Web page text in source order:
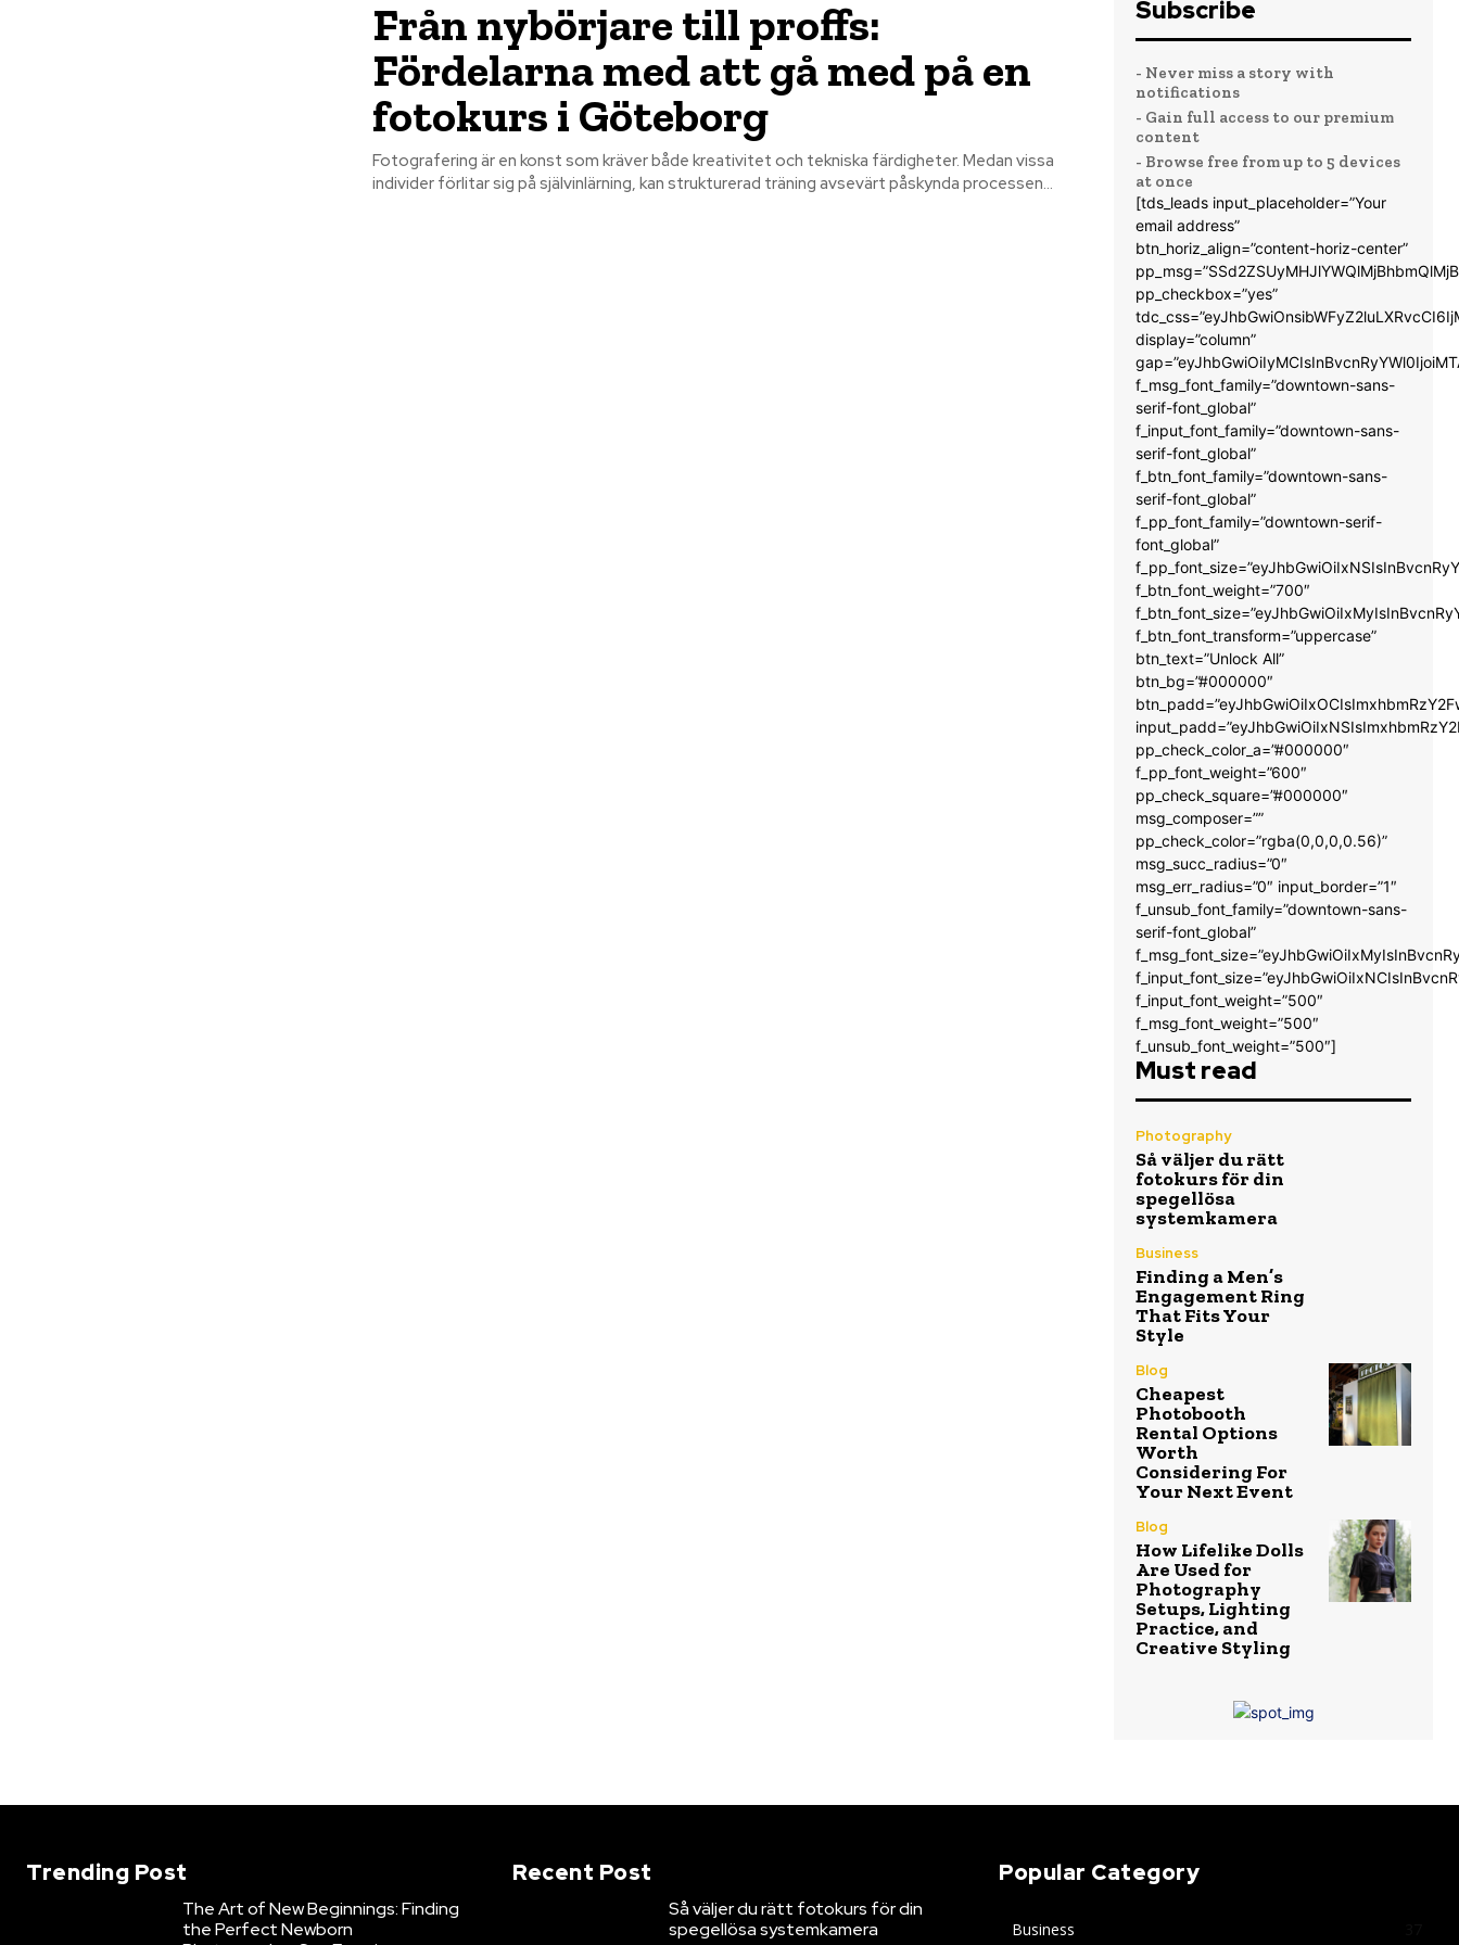
Från nybörjare till proffs:
Fördelarna med att gå med på en
fotokurs i Göteborg
Fotografering är en konst som kräver både kreativitet och tekniska färdigheter. Medan vissa
individer förlitar sig på självinlärning, kan strukturerad träning avsevärt påskynda processen...
Subscribe
- Never miss a story with
notifications
- Gain full access to our premium
content
- Browse free from up to 5 devices
at once
[tds_leads input_placeholder=”Your
email address”
btn_horiz_align=”content-horiz-center”
pp_checkbox=”yes”
display=”column”
f_msg_font_family=”downtown-sans-
serif-font_global”
f_input_font_family=”downtown-sans-
serif-font_global”
f_btn_font_family=”downtown-sans-
serif-font_global”
f_pp_font_family=”downtown-serif-
font_global”
f_btn_font_weight=”700″
f_btn_font_transform=”uppercase”
btn_text=”Unlock All”
btn_bg=”#000000″
pp_check_color_a=”#000000″
f_pp_font_weight=”600″
pp_check_square=”#000000″
msg_composer=””
pp_check_color=”rgba(0,0,0,0.56)”
msg_succ_radius=”0″
msg_err_radius=”0″ input_border=”1″
f_unsub_font_family=”downtown-sans-
serif-font_global”
f_input_font_weight=”500″
f_msg_font_weight=”500″
f_unsub_font_weight=”500″]
Must read
Photography
Så väljer du rätt
fotokurs för din
spegellösa
systemkamera
Business
Finding a Men’s
Engagement Ring
That Fits Your
Style
Blog
Cheapest
Photobooth
Rental Options
Worth
Considering For
Your Next Event
Blog
How Lifelike Dolls
Are Used for
Photography
Setups, Lighting
Practice, and
Creative Styling
Trending Post
The Art of New Beginnings: Finding
the Perfect Newborn
Recent Post
Så väljer du rätt fotokurs för din
spegellösa systemkamera
Popular Category
Business